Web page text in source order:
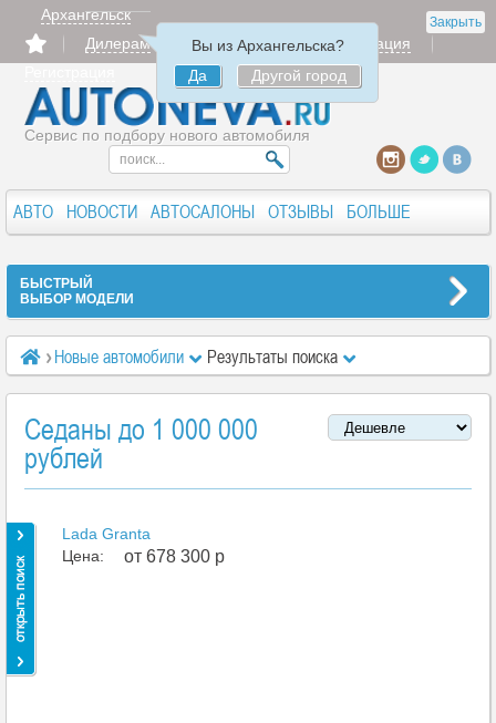
Закрыть
Архангельск
Вы из Архангельска?
Да
Другой город
Дилерам Продать
Авторизация
Сервис по подбору нового автомобиля
АВТО НОВОСТИ АВТОСАЛОНЫ ОТЗЫВЫ БОЛЬШЕ
БЫСТРЫЙ
ВЫБОР МОДЕЛИ
Новые автомобили Результаты поиска
Седаны до 1 000 000
рублей
Lada Granta
от 678 300 р
Цена: